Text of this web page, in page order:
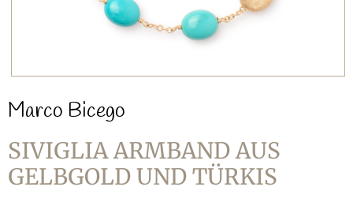
Marco Bicego
SIVIGLIA ARMBAND AUS
GELBGOLD UND TÜRKIS